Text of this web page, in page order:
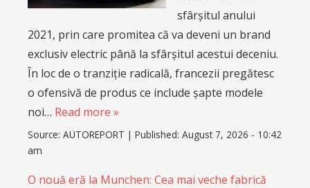
sfârșitul anului
2021, prin care promitea că va deveni un brand
exclusiv electric până la sfârșitul acestui deceniu.
În loc de o tranziție radicală, francezii pregătesc
o ofensivă de produs ce include șapte modele
noi… Read more »
Source: AUTOREPORT | Published: August 7, 2026 - 10:42
am
O nouă eră la Munchen: Cea mai veche fabrică